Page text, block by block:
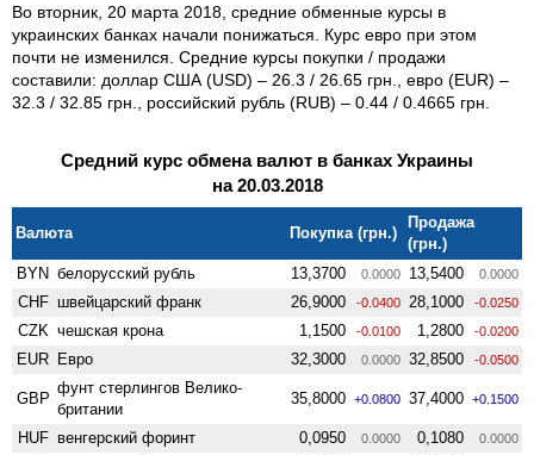
Во вторник, 20 марта 2018, средние обменные курсы в
украинских банках начали понижаться. Курс евро при этом
почти не изменился. Средние курсы покупки / продажи
составили: доллар США (USD) – 26.3 / 26.65 грн., евро (EUR) –
32.3 / 32.85 грн., российский рубль (RUB) – 0.44 / 0.4665 грн.
Средний курс обмена валют в банках Украины
на 20.03.2018
Валюта Покупка (грн.)
Продажа
(грн.)
BYN белорусский рубль 13,3700 0.0000 13,5400 0.0000
CHF швейцарский франк 26,9000 -0.0400 28,1000 -0.0250
CZK чешская крона 1,1500 -0.0100 1,2800 -0.0200
EUR Евро 32,3000 0.0000 32,8500 -0.0500
GBP
фунт стерлингов Велико­
британии
35,8000 +0.0800 37,4000 +0.1500
HUF венгерский форинт 0,0950 0.0000 0,1080 0.0000